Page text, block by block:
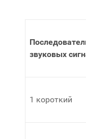
звуковых
1 короткий